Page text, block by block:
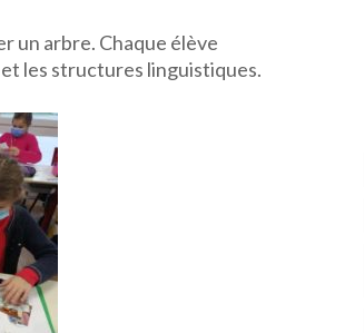
un arbre. Chaque élève
les structures linguistiques.